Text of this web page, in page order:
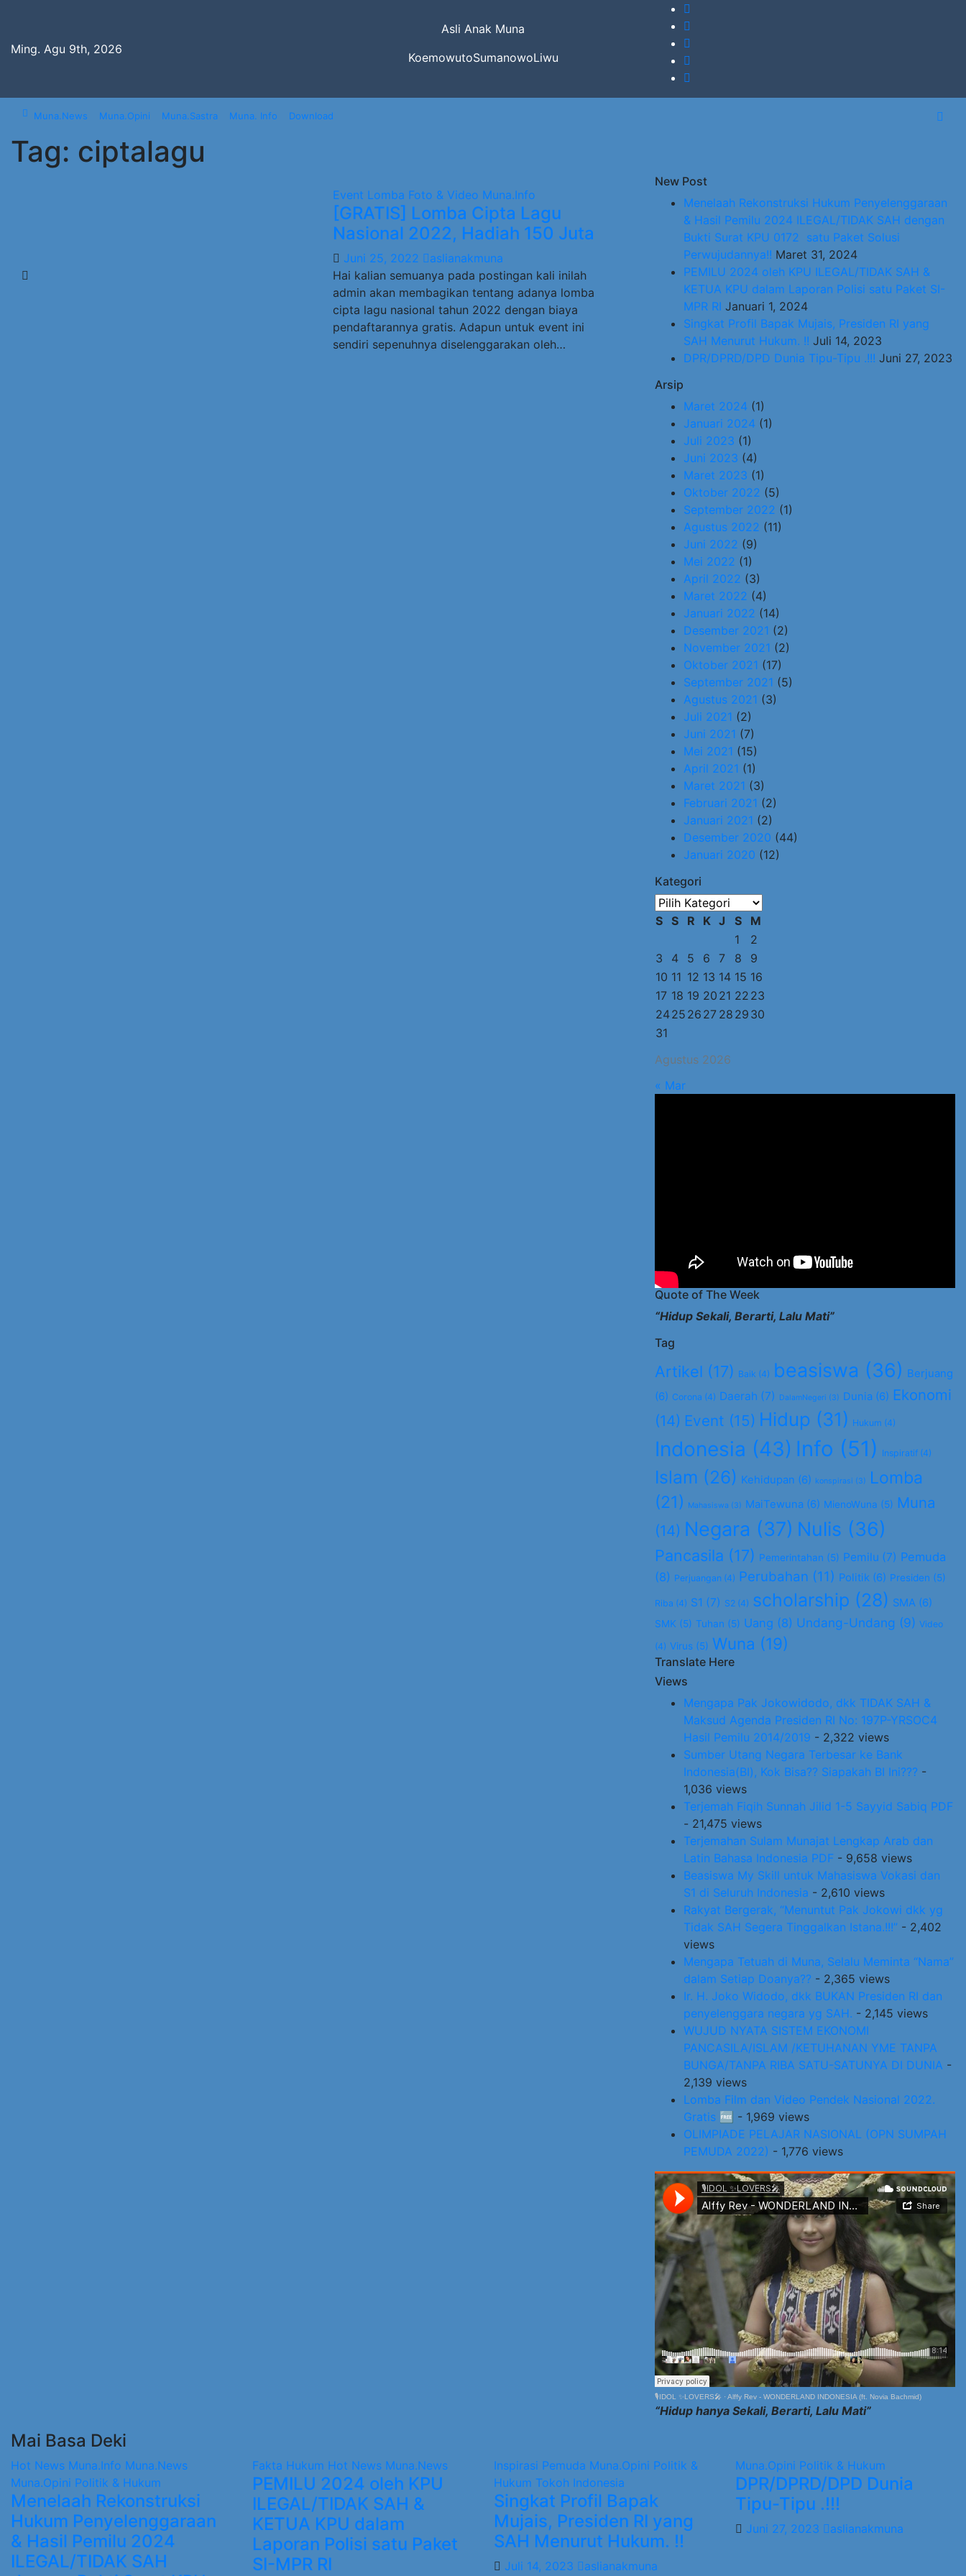
content
Ming. Agu 9th, 2026
Asli Anak Muna
KoemowutoSumanowoLiwu
Muna.News Muna.Opini Muna.Sastra Muna. Info Download
Tag: ciptalagu
Event Lomba Foto & Video Muna.Info
[GRATIS] Lomba Cipta Lagu
Nasional 2022, Hadiah 150 Juta
Juni 25, 2022
aslianakmuna
Hai kalian semuanya pada postingan kali inilah
admin akan membagikan tentang adanya lomba
cipta lagu nasional tahun 2022 dengan biaya
pendaftarannya gratis. Adapun untuk event ini
sendiri sepenuhnya diselenggarakan oleh…
New Post
Menelaah Rekonstruksi Hukum Penyelenggaraan
& Hasil Pemilu 2024 ILEGAL/TIDAK SAH dengan
Bukti Surat KPU 0172 satu Paket Solusi
Perwujudannya!! Maret 31, 2024
PEMILU 2024 oleh KPU ILEGAL/TIDAK SAH &
KETUA KPU dalam Laporan Polisi satu Paket SI-
MPR RI Januari 1, 2024
Singkat Profil Bapak Mujais, Presiden RI yang
SAH Menurut Hukum. !! Juli 14, 2023
DPR/DPRD/DPD Dunia Tipu-Tipu .!!! Juni 27, 2023
Arsip
Maret 2024 (1)
Januari 2024 (1)
Juli 2023 (1)
Juni 2023 (4)
Maret 2023 (1)
Oktober 2022 (5)
September 2022 (1)
Agustus 2022 (11)
Juni 2022 (9)
Mei 2022 (1)
April 2022 (3)
Maret 2022 (4)
Januari 2022 (14)
Desember 2021 (2)
November 2021 (2)
Oktober 2021 (17)
September 2021 (5)
Agustus 2021 (3)
Juli 2021 (2)
Juni 2021 (7)
Mei 2021 (15)
April 2021 (1)
Maret 2021 (3)
Februari 2021 (2)
Januari 2021 (2)
Desember 2020 (44)
Januari 2020 (12)
Kategori
Kategori
Agustus 2026
S S R K J S
M
1
2
3
4 5 6 7 8
9
10 11 12 13 14 15 16
17 18 19 20 21 22 23
2425 26 27 28 29 30
31
« Mar
Quote of The Week
“Hidup Sekali, Berarti, Lalu Mati”
Tag
Artikel (17) Baik (4) beasiswa (36) Berjuang
(6) Corona (4) Daerah (7) DalamNegeri (3) Dunia (6) Ekonomi
(14) Event (15) Hidup (31) Hukum (4)
Indonesia (43) Info (51) Inspiratif (4)
Islam (26) Kehidupan (6) konspirasi (3)
Lomba
(21)
Mahasiswa (3) MaiTewuna (6) MienoWuna (5) Muna
(14) Negara (37) Nulis (36)
Pancasila (17) Pemerintahan (5) Pemilu (7) Pemuda
(8) Perjuangan (4) Perubahan (11) Politik (6) Presiden (5)
Riba (4) S1 (7) S2 (4) scholarship (28) SMA (6)
SMK (5) Tuhan (5) Uang (8) Undang-Undang (9) Video
(4) Virus (5) Wuna (19)
Translate Here
Views
Mengapa Pak Jokowidodo, dkk TIDAK SAH &
Maksud Agenda Presiden RI No: 197P-YRSOC4
Hasil Pemilu 2014/2019 - 2,322 views
Sumber Utang Negara Terbesar ke Bank
Indonesia(BI), Kok Bisa?? Siapakah BI Ini??? -
1,036 views
Terjemah Fiqih Sunnah Jilid 1-5 Sayyid Sabiq PDF
- 21,475 views
Terjemahan Sulam Munajat Lengkap Arab dan
Latin Bahasa Indonesia PDF - 9,658 views
Beasiswa My Skill untuk Mahasiswa Vokasi dan
S1 di Seluruh Indonesia - 2,610 views
Rakyat Bergerak, “Menuntut Pak Jokowi dkk yg
Tidak SAH Segera Tinggalkan Istana.!!!” - 2,402
views
Mengapa Tetuah di Muna, Selalu Meminta “Nama”
dalam Setiap Doanya?? - 2,365 views
Ir. H. Joko Widodo, dkk BUKAN Presiden RI dan
penyelenggara negara yg SAH. - 2,145 views
WUJUD NYATA SISTEM EKONOMI
PANCASILA/ISLAM /KETUHANAN YME TANPA
BUNGA/TANPA RIBA SATU-SATUNYA DI DUNIA -
2,139 views
Lomba Film dan Video Pendek Nasional 2022.
Gratis 🆓 - 1,969 views
OLIMPIADE PELAJAR NASIONAL (OPN SUMPAH
PEMUDA 2022) - 1,776 views
🎙️IDOL ✨LOVERS🎤 · Alffy Rev - WONDERLAND INDONESIA (ft. Novia Bachmid)
“Hidup hanya Sekali, Berarti, Lalu Mati”
Mai Basa Deki
Hot News Muna.Info Muna.News
Muna.Opini Politik & Hukum
Menelaah Rekonstruksi
Hukum Penyelenggaraan
& Hasil Pemilu 2024
ILEGAL/TIDAK SAH
Fakta Hukum Hot News Muna.News
PEMILU 2024 oleh KPU
ILEGAL/TIDAK SAH &
KETUA KPU dalam
Laporan Polisi satu Paket
SI-MPR RI
Inspirasi Pemuda Muna.Opini Politik &
Hukum Tokoh Indonesia
Singkat Profil Bapak
Mujais, Presiden RI yang
SAH Menurut Hukum. !!
Juli 14, 2023 aslianakmuna
Muna.Opini Politik & Hukum
DPR/DPRD/DPD Dunia
Tipu-Tipu .!!!
Juni 27, 2023 aslianakmuna